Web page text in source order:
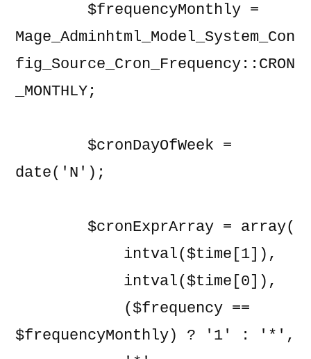
Mage_Adminhtml_Model_System_Con
fig_Source_Cron_Frequency::CRON
_MONTHLY;
date('N');
$frequencyMonthly) ? '1' : '*',